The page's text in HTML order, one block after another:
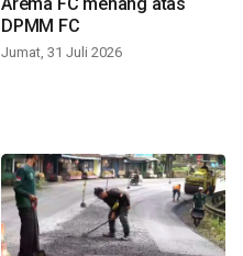
DPMM FC
Jumat, 31 Juli 2026